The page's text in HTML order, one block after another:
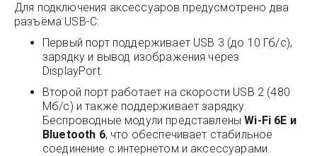
Для подключения аксессуаров предусмотрено два
разъёма USB-C:
Первый порт поддерживает USB 3 (до 10 Гб/с),
зарядку и вывод изображения через
DisplayPort.
Второй порт работает на скорости USB 2 (480
Мб/с) и также поддерживает зарядку.
Беспроводные модули представленыWi-Fi 6E и
Bluetooth 6, что обеспечивает стабильное
соединение с интернетом и аксессуарами.